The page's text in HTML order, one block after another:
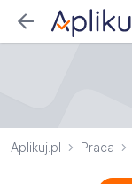
Aplikuj.pl Praca